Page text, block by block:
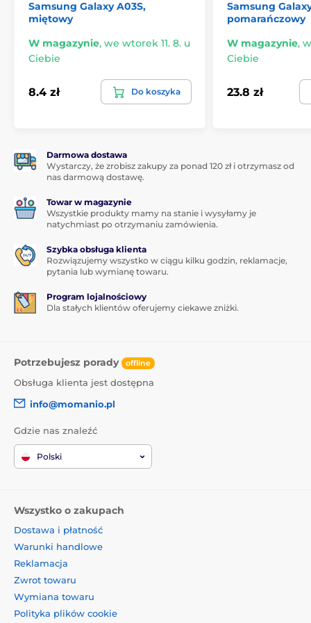
Samsung Galaxy A03S,
miętowy
W magazynie, we wtorek 11. 8. u
Ciebie
8.4 zł Do koszyka
Samsung
pomarańczowy
W magazynie,
Ciebie
23.8 zł
Darmowa dostawa
Wystarczy, że zrobisz zakupy za ponad 120 zł i otrzymasz od
nas darmową dostawę.
Towar w magazynie
Wszystkie produkty mamy na stanie i wysyłamy je
natychmiast po otrzymaniu zamówienia.
Szybka obsługa klienta
Rozwiązujemy wszystko w ciągu kilku godzin, reklamacje,
pytania lub wymianę towaru.
Program lojalnościowy
Dla stałych klientów oferujemy ciekawe zniżki.
Potrzebujesz porady offline
Obsługa klienta jest dostępna
info@momanio.pl
Gdzie nas znaleźć
Polski
Wszystko o zakupach
Dostawa i płatność
Warunki handlowe
Reklamacja
Zwrot towaru
Wymiana towaru
Polityka plików cookie